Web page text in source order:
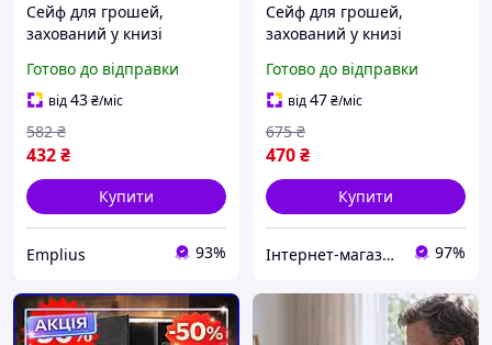
Сейф для грошей,
захований у книзі
Готово до відправки
від43₴/міс
432₴
582 ₴
Купити
Emplius 93%
Сейф для грошей,
захований у книзі
Готово до відправки
від47₴/міс
470₴
675 ₴
Купити
Інтернет-магазин "EMPIC" 97%